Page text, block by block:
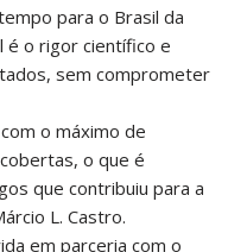
para o Brasil da
é o rigor científico e
sem comprometer
o máximo de
o que é
que contribuiu para a
L. Castro.
em parceria com o